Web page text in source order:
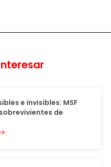
e invisibles: MSF
de